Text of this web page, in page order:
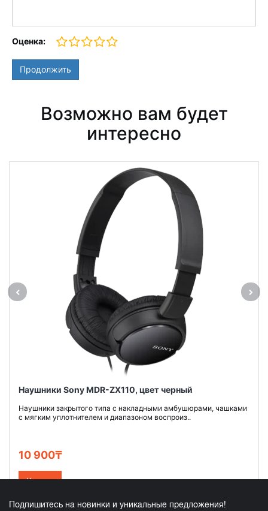
Оценка:
Продолжить
Возможно вам будет
интересно
Наушники Sony MDR-ZX110, цвет черный
Наушники закрытого типа с накладными амбушюрами, чашками
с мягким уплотнителем и диапазоном воспроиз..
10 900₸
Купить
Подпишитесь на новинки и уникальные предложения!